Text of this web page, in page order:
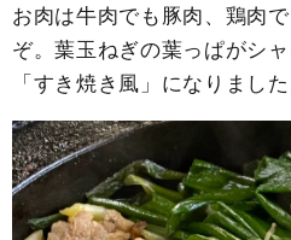
お肉は牛肉でも豚肉、鶏肉
ぞ。葉玉ねぎの葉っぱがシ
「すき焼き風」になりました